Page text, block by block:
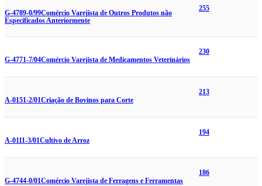
G-4789-0/99Comércio Varejista de Outros Produtos não
Especificados Anteriormente
255
G-4771-7/04Comércio Varejista de Medicamentos Veterinários
230
A-0151-2/01Criação de Bovinos para Corte
213
A-0111-3/01Cultivo de Arroz
194
G-4744-0/01Comércio Varejista de Ferragens e Ferramentas
186